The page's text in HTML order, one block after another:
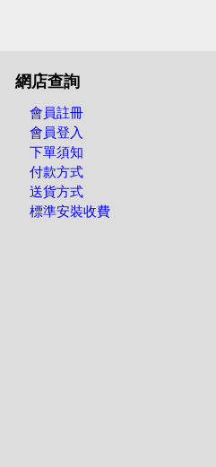
網店查詢
會員註冊
會員登入
下單須知
付款方式
送貨方式
標準安裝收費